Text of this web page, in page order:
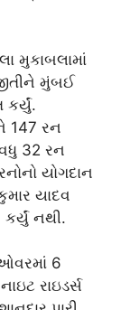
મુકાબલામાં
મુંબઈ
147 રન
વધુ 32 રન
યોગદાન
યાદવ
નથી.
6
રાઇડર્સ